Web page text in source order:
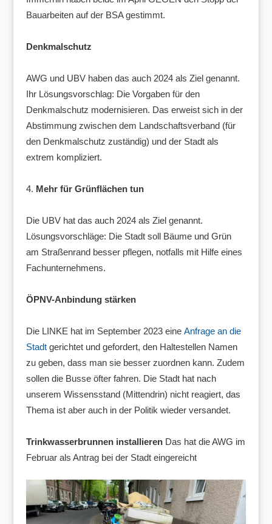
Bauarbeiten auf der BSA gestimmt.
Denkmalschutz
AWG und UBV haben das auch 2024 als Ziel genannt.
Ihr Lösungsvorschlag: Die Vorgaben für den
Denkmalschutz modernisieren. Das erweist sich in der
Abstimmung zwischen dem Landschaftsverband (für
den Denkmalschutz zuständig) und der Stadt als
extrem kompliziert.
Mehr für Grünflächen tun
Die UBV hat das auch 2024 als Ziel genannt.
Lösungsvorschläge: Die Stadt soll Bäume und Grün
am Straßenrand besser pflegen, notfalls mit Hilfe eines
Fachunternehmens.
ÖPNV-Anbindung stärken
Die LINKE hat im September 2023 eine Anfrage an die
Stadtgerichtet und gefordert, den Haltestellen Namen
zu geben, dass man sie besser zuordnen kann. Zudem
sollen die Busse öfter fahren. Die Stadt hat nach
unserem Wissensstand (Mittendrin) nicht reagiert, das
Thema ist aber auch in der Politik wieder versandet.
Trinkwasserbrunnen installierenDas hat die AWG im
Februar als Antrag bei der Stadt eingereicht